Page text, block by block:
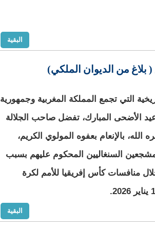
البقية
من الديوان الملكي)
التي تجمع المملكة المغربية وجمهورية
الأضحى المبارك، تفضل صاحب الجلالة
بالإنعام بعفوه المولوي الكريم،
السنغاليين المحكوم عليهم بسبب
منافسات كأس إفريقيا للأمم لكرة
البقية